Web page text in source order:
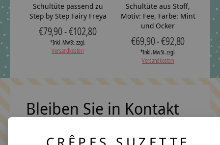
Schultüte passend zu
Step by Step Fairy Freya
€79,90 - €102,80
*Inkl. MwSt. zzgl.
Versandkosten
Schultüte aus Stoff,
Motiv: Fee, Farbe: Mint
und Ocker
€69,90 - €92,80
*Inkl. MwSt. zzgl.
Versandkosten
Bleiben Sie in Kontakt